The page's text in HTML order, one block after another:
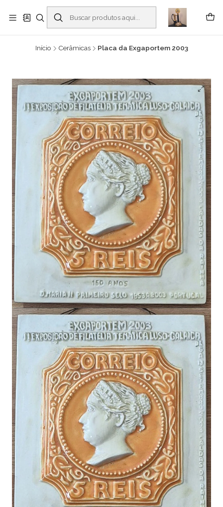
Buscantiguidades - Leilões. Colecionismo e antiguidades em Viana do
Castelo -
Leia mais
Início Cerâmicas Placa da Exgaportem 2003